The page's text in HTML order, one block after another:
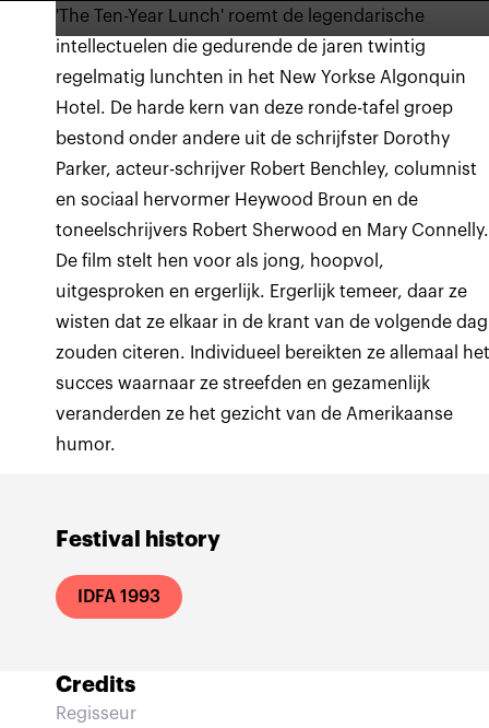
Festival history
IDFA 1993
'The Ten-Year Lunch' roemt de legendarische
intellectuelen die gedurende de jaren twintig
regelmatig lunchten in het New Yorkse Algonquin
Hotel. De harde kern van deze ronde-tafel groep
bestond onder andere uit de schrijfster Dorothy
Parker, acteur-schrijver Robert Benchley, columnist
en sociaal hervormer Heywood Broun en de
toneelschrijvers Robert Sherwood en Mary Connelly.
De film stelt hen voor als jong, hoopvol,
uitgesproken en ergerlijk. Ergerlijk temeer, daar ze
wisten dat ze elkaar in de krant van de volgende dag
zouden citeren. Individueel bereikten ze allemaal
succes waarnaar ze streefden en gezamenlijk
veranderden ze het gezicht van de Amerikaanse
humor.
Credits
Regisseur